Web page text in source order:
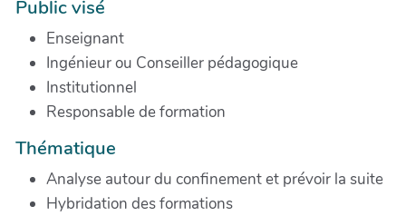
Public visé
Enseignant
Ingénieur ou Conseiller pédagogique
Institutionnel
Responsable de formation
Thématique
Analyse autour du confinement et prévoir la suite
Hybridation des formations